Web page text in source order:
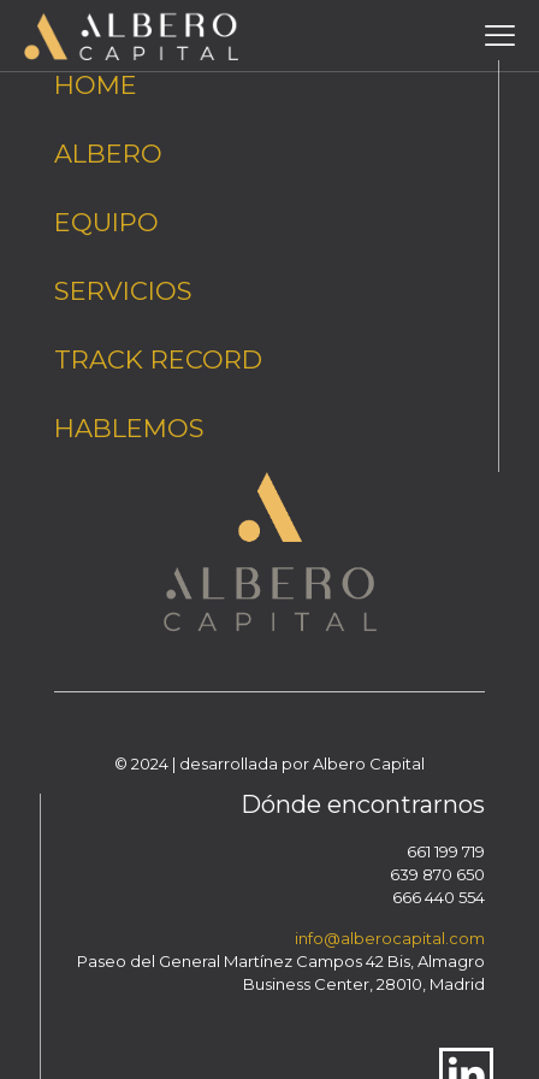
HOME
ALBERO
EQUIPO
SERVICIOS
TRACK RECORD
HABLEMOS
© 2024 | desarrollada por Albero Capital
Dónde encontrarnos
661 199 719
639 870 650
666 440 554
info@alberocapital.com
Paseo del General Martínez Campos 42 Bis, Almagro
Business Center, 28010, Madrid